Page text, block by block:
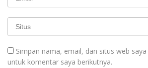
Simpan nama, email, dan situs web
untuk komentar saya berikutnya.